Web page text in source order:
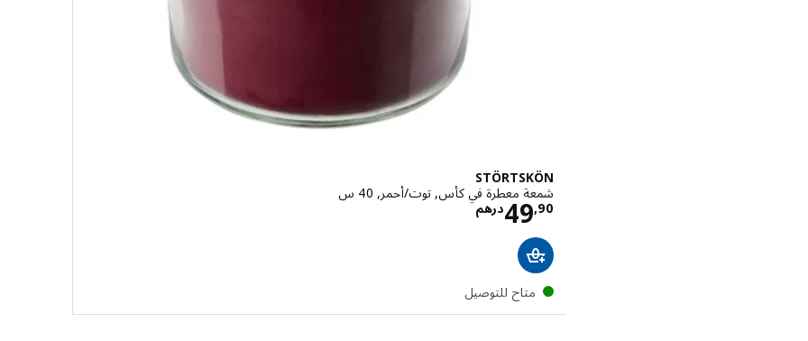
STÖRTSKÖN
شمعة معطرة في كأس, توت/أحمر, 40 س
درهم49,90 الاسعار درهم 49,90
متاح للتوصيل